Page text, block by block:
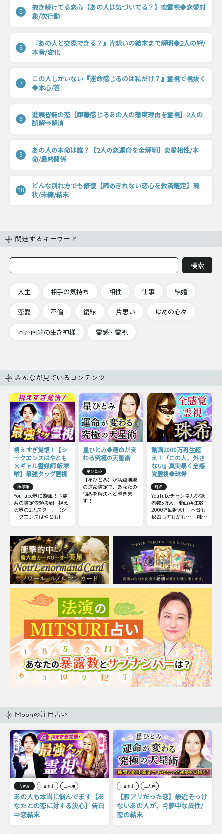
5
抱き続けてる恋心【あの人は気づいてる？】恋霊視◆恋愛対
象/次行動
6
『あの人と交際できる？』片想いの結末まで解明◆2人の絆/
本音/変化
7
この人しかいない『運命感じるのは私だけ？』霊視で視抜く
◆本心/答
8
進展皆無の恋【距離感じるあの人の態度理由を霊視】2人の
誤解⇒解消
9
あの人の本命は誰？【2人の恋運命を全解明】恋愛相性/本
命/最終関係
10
どんな別れ方でも修復【諦めきれない恋心を救済鑑定】現
状/未練/結末
関連するキーワード
人生 相手の気持ち 相性 仕事 結婚
恋愛 不倫 復縁 片思い ゆめの心々
本州南端の生き神様 霊感・霊視
みんなが見ているコンテンツ
視えすぎ覚悟！【シ
ークエンスはやとも
×ギャル霊媒師 飯塚
唯】最強タッグ霊視
飯塚唯
YouTube界に旋風！心霊
系の鑑定依頼殺到！視え
る界の2大スター、【シ
ークエンスはやとも】
視点のコラボ霊視鑑定を
リアルに再現！
星ひとみ◆運命が変
わる究極の天星術
星ひとみ
【星ひとみ】が話題沸騰
の運命鑑定で、あなたの
悩みを解決へと導きま
す！
動画2000万再生超
え！『この人、外さ
ない』真実暴く全感
覚霊視◆珠希
珠希
YouTubeチャンネル登録
者数5万人、動画再生数
2000万回超え!! 本音も
秘密も何もかも……触れ
覚霊視をご体感下さい。
Moonの注目占い
New 一部無料 二人用
あの人も本当に悩んでます【あ
なたとの恋に対する決心】告白
⇒恋結末
一部無料 二人用
【脈アリだった恋】最近そっけ
ないあの人が、今夢中な異性/
恋の結末